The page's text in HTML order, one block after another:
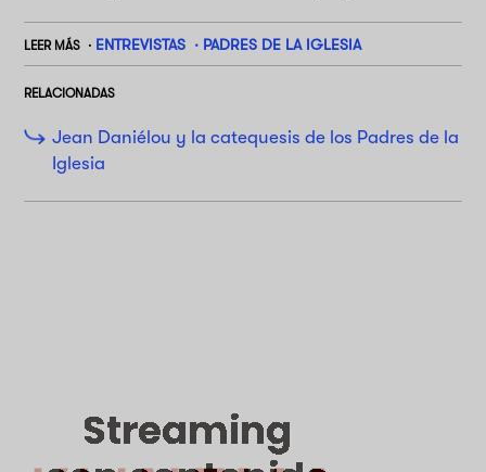
LEER MÁS ENTREVISTAS PADRES DE LA IGLESIA
RELACIONADAS
Jean Daniélou y la catequesis de los Padres de la
Iglesia